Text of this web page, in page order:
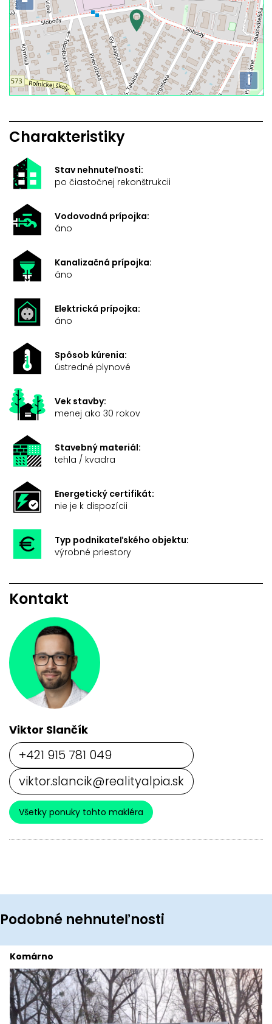
i
Charakteristiky
Stav nehnuteľnosti:
po čiastočnej rekonštrukcii
Vodovodná prípojka:
áno
Kanalizačná prípojka:
áno
Elektrická prípojka:
áno
Spôsob kúrenia:
ústredné plynové
Vek stavby:
menej ako 30 rokov
Stavebný materiál:
tehla / kvadra
Energetický certifikát:
nie je k dispozícii
Typ podnikateľského objektu:
výrobné priestory
Kontakt
Viktor Slančík
+421 915 781 049
viktor.slancik@realityalpia.sk
Všetky ponuky tohto makléra
Podobné nehnuteľnosti
Komárno